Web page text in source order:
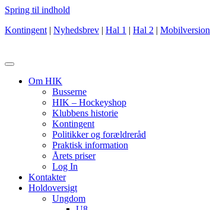
Spring til indhold
Kontingent | Nyhedsbrev | Hal 1 | Hal 2 | Mobilversion
Om HIK
Busserne
HIK – Hockeyshop
Klubbens historie
Kontingent
Politikker og forældreråd
Praktisk information
Årets priser
Log In
Kontakter
Holdoversigt
Ungdom